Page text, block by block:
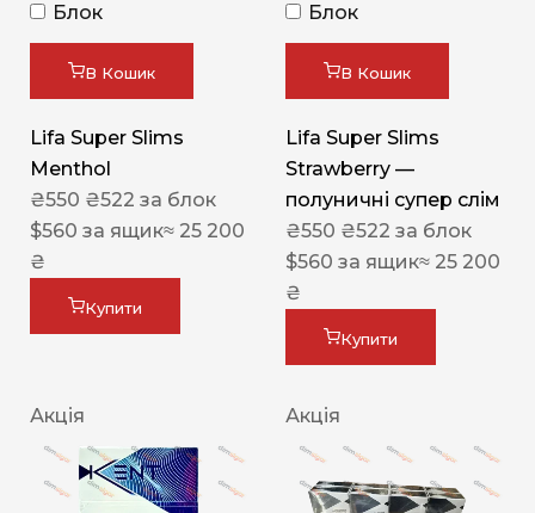
Блок
В Кошик
Lifa Super Slims
Menthol
₴550 ₴522 за блок
$560 за ящик≈ 25 200
₴
Купити
Блок
В Кошик
Lifa Super Slims
Strawberry —
полуничні супер слім
₴550 ₴522 за блок
$560 за ящик≈ 25 200
₴
Купити
Акція Акція